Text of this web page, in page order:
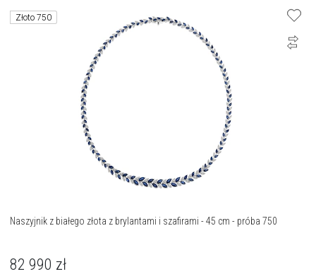
Złoto 750
Naszyjnik z białego złota z brylantami i szafirami - 45 cm - próba 750
82 990 zł